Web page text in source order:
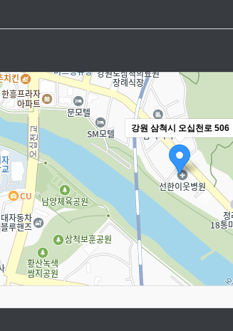
강원 삼척시 오십천로 506